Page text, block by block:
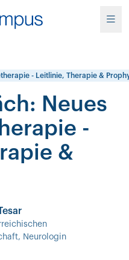
- Leitlinie, Therapie &
Neues
-
&
Neurologin